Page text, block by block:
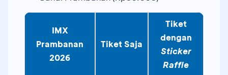
IMX
Prambanan
2026
Tiket Saja
Tiket
dengan
Sticker
Raffle